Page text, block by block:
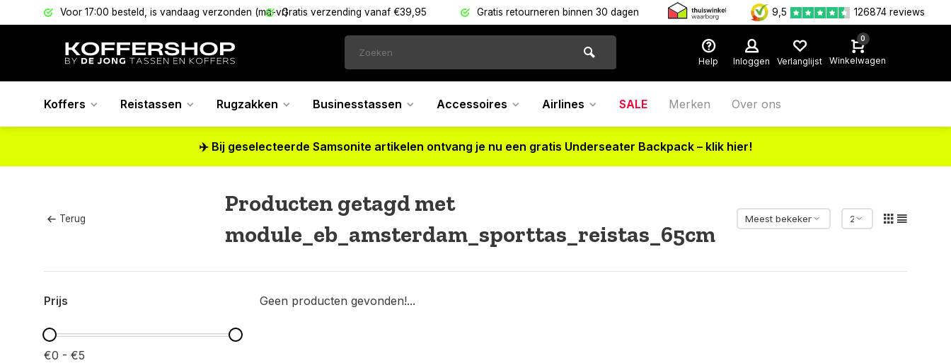
Voor 17:00 besteld, is vandaag verzonden (ma-vr)Gratis verzending vanaf €39,95 Gratis retourneren binnen 30 dagen 9,5 126874 reviews
Help Inloggen Verlanglijst
0
Winkelwagen
Koffers Reistassen Rugzakken Businesstassen Accessoires Airlines SALE Merken Over ons
✈️ Bij geselecteerde Samsonite artikelen ontvang je nu een gratis Underseater Backpack – klik hier!
Terug
Producten getagd met
module_eb_amsterdam_sporttas_reistas_65cm
Prijs
€0 - €5
Geen producten gevonden!...